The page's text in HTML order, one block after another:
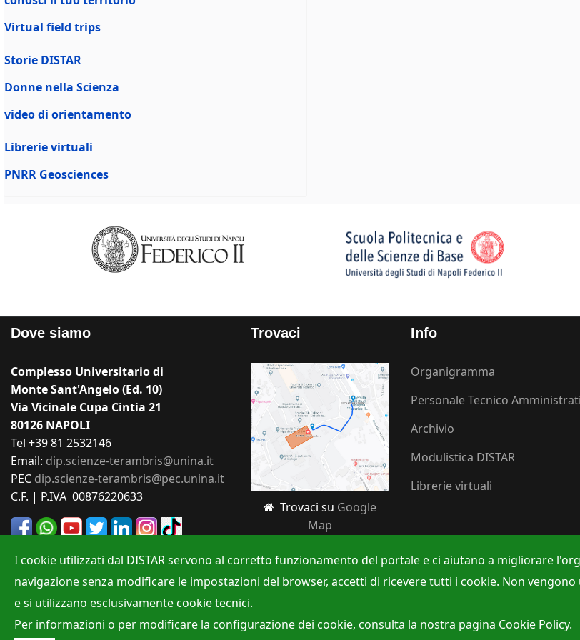
Virtual field trips
Storie DISTAR
Donne nella Scienza
video di orientamento
Librerie virtuali
PNRR Geosciences
Dove siamo
Complesso Universitario di
Monte Sant'Angelo (Ed. 10)
Via Vicinale Cupa Cintia 21
80126 NAPOLI
Tel +39 81 2532146
Email: dip.scienze-terambris@unina.it
PEC dip.scienze-terambris@pec.unina.it
C.F. | P.IVA 00876220633
Trovaci
Trovaci su Google
Map
Info
Organigramma
Personale Tecnico
Archivio
Modulistica DISTAR
Librerie virtuali
Site Map Privacy policy Accessibilità
I cookie utilizzati dal DISTAR servono al corretto funzionamento del portale e ci aiutano a migliorare
navigazione senza modificare le impostazioni del browser, accetti di ricevere tutti i cookie. Non
e si utilizzano esclusivamente cookie tecnici.
Per informazioni o per modificare la configurazione dei cookie, consulta la nostra pagina Cookie Policy.